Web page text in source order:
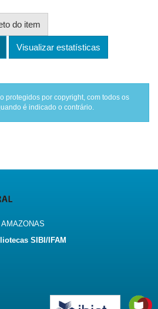
do item
Visualizar estatísticas
protegidos por copyright, com todos os
é indicado o contrário.
SIBI/IFAM